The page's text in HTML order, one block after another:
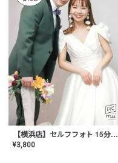
【横浜店】セルフフォト 15分撮り放題プラン
¥3,800